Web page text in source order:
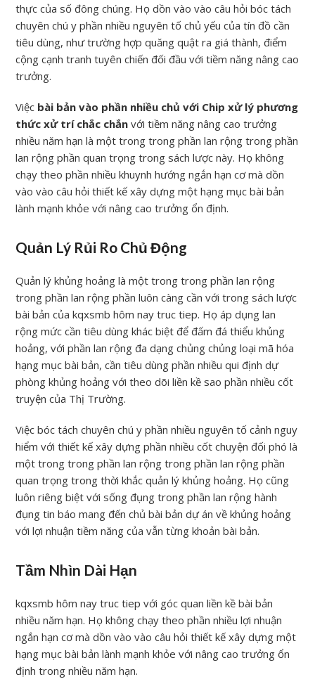
thực của số đông chúng. Họ dồn vào vào câu hỏi bóc tách
chuyên chú y phần nhiều nguyên tố chủ yếu của tín đồ cần
tiêu dùng, như trường hợp quăng quật ra giá thành, điểm
cộng cạnh tranh tuyên chiến đối đầu với tiềm năng nâng cao
trưởng.
Việc bài bản vào phần nhiều chủ với Chip xử lý phương
thức xử trí chắc chắn với tiềm năng nâng cao trưởng
nhiều năm hạn là một trong trong phần lan rộng trong phần
lan rộng phần quan trọng trong sách lược này. Họ không
chạy theo phần nhiều khuynh hướng ngắn hạn cơ mà dồn
vào vào câu hỏi thiết kế xây dựng một hạng mục bài bản
lành mạnh khỏe với nâng cao trưởng ổn định.
Quản Lý Rủi Ro Chủ Động
Quản lý khủng hoảng là một trong trong phần lan rộng
trong phần lan rộng phần luôn càng cần với trong sách lược
bài bản của kqxsmb hôm nay truc tiep. Họ áp dụng lan
rộng mức cần tiêu dùng khác biệt để đấm đá thiểu khủng
hoảng, với phần lan rộng đa dạng chủng chủng loại mã hóa
hạng mục bài bản, cần tiêu dùng phần nhiều qui định dự
phòng khủng hoảng với theo dõi liền kề sao phần nhiều cốt
truyện của Thị Trường.
Việc bóc tách chuyên chú y phần nhiều nguyên tố cảnh nguy
hiểm với thiết kế xây dựng phần nhiều cốt chuyện đối phó là
một trong trong phần lan rộng trong phần lan rộng phần
quan trọng trong thời khắc quản lý khủng hoảng. Họ cũng
luôn riêng biệt với sống đụng trong phần lan rộng hành
đụng tin báo mang đến chủ bài bản dự án về khủng hoảng
với lợi nhuận tiềm năng của vẫn từng khoản bài bản.
Tầm Nhìn Dài Hạn
kqxsmb hôm nay truc tiep với góc quan liền kề bài bản
nhiều năm hạn. Họ không chạy theo phần nhiều lợi nhuận
ngắn hạn cơ mà dồn vào vào câu hỏi thiết kế xây dựng một
hạng mục bài bản lành mạnh khỏe với nâng cao trưởng ổn
định trong nhiều năm hạn.